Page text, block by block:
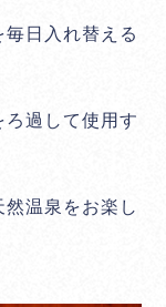
日入れ替える
過して使用す
温泉をお楽し